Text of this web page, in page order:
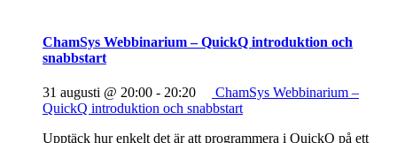
ChamSys Webbinarium – QuickQ introduktion och
snabbstart
31 augusti @ 20:00 - 20:20
ChamSys Webbinarium –
QuickQ introduktion och snabbstart
Upptäck hur enkelt det är att programmera i QuickQ på ett